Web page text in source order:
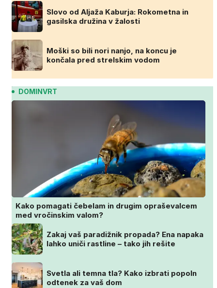
Slovo od Aljaža Kaburja: Rokometna in
gasilska družina v žalosti
Moški so bili nori nanjo, na koncu je
končala pred strelskim vodom
DOMINVRT
Kako pomagati čebelam in drugim opraševalcem
med vročinskim valom?
Zakaj vaš paradižnik propada? Ena napaka
lahko uniči rastline – tako jih rešite
Svetla ali temna tla? Kako izbrati popoln
odtenek za vaš dom